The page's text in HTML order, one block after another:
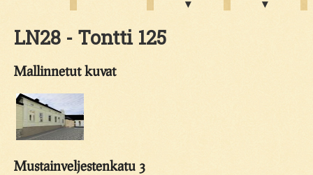
LN28 - Tontti 125
Mallinnetut kuvat
Mustainveljestenkatu 3